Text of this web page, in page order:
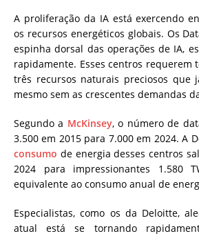
A proliferação da IA está exercendo
os recursos energéticos globais. Os
espinha dorsal das operações de IA,
rapidamente. Esses centros requerem
três recursos naturais preciosos que
mesmo sem as crescentes demandas
Segundo a McKinsey, o número de
3.500 em 2015 para 7.000 em 2024. A
consumo de energia desses centros
2024 para impressionantes 1.580
equivalente ao consumo anual de
Especialistas, como os da Deloitte,
atual está se tornando